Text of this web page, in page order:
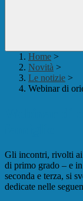
Home >
Novità >
Le notizie >
Webinar di
Gli incontri, rivolti ai
di primo grado – e
seconda e terza, si
dedicate nelle